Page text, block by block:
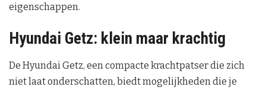
eigenschappen.
Hyundai Getz: klein maar krachtig
De Hyundai Getz, een compacte krachtpatser die zich
niet laat onderschatten, biedt mogelijkheden die je